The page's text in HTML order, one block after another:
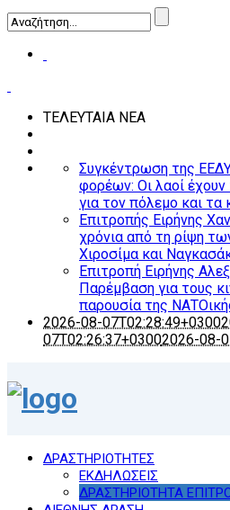
ΤΕΛΕΥΤΑΙΑ ΝΕΑ
Συγκέντρωση της
φορέων: Οι λαοί έχουν
για τον πόλεμο και τα
Επιτροπής Ειρήνης
χρόνια από τη ρίψη
Χιροσίμα και
Επιτροπή Ειρήνης
Παρέμβαση για τους
παρουσία της
2026-08-07T02:28:49+0300
07T02:26:37+03002026-08-
ΔΡΑΣΤΗΡΙΟΤΗΤΕΣ
ΕΚΔΗΛΩΣΕΙΣ
ΔΡΑΣΤΗΡΙΟΤΗΤΑ